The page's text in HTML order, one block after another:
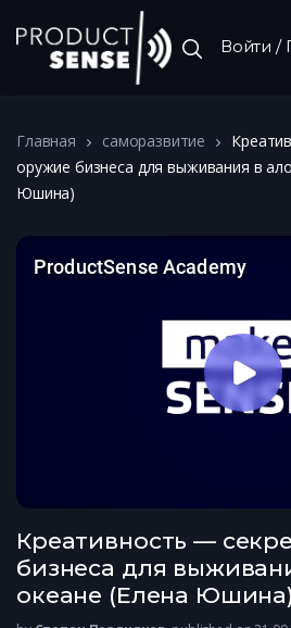
Войти /
Главная саморазвитие
оружие бизнеса для выживания в
Юшина)
Креативность —
бизнеса для
океане (Елена Юшина)